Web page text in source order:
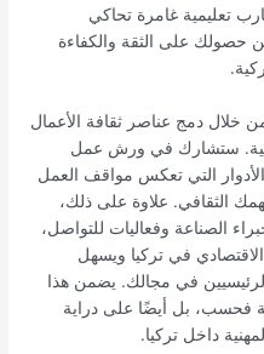
تعليمية غامرة تحاكي
حصولك على الثقة والكفاءة
من خلال دمج عناصر ثقافة الأعمال
ستشارك في ورش عمل
التي تعكس مواقف العمل
الثقافي. علاوة على ذلك،
الصناعة وفعاليات للتواصل،
في تركيا ويسهل
في مجالك. يضمن هذا
فحسب، بل أيضًا على دراية
داخل تركيا.